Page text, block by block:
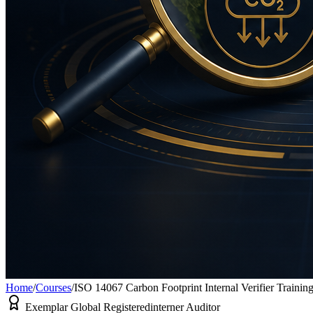
Home/Courses/ISO 14067 Carbon Footprint Internal Verifier Training
Exemplar Global Registeredinterner Auditor